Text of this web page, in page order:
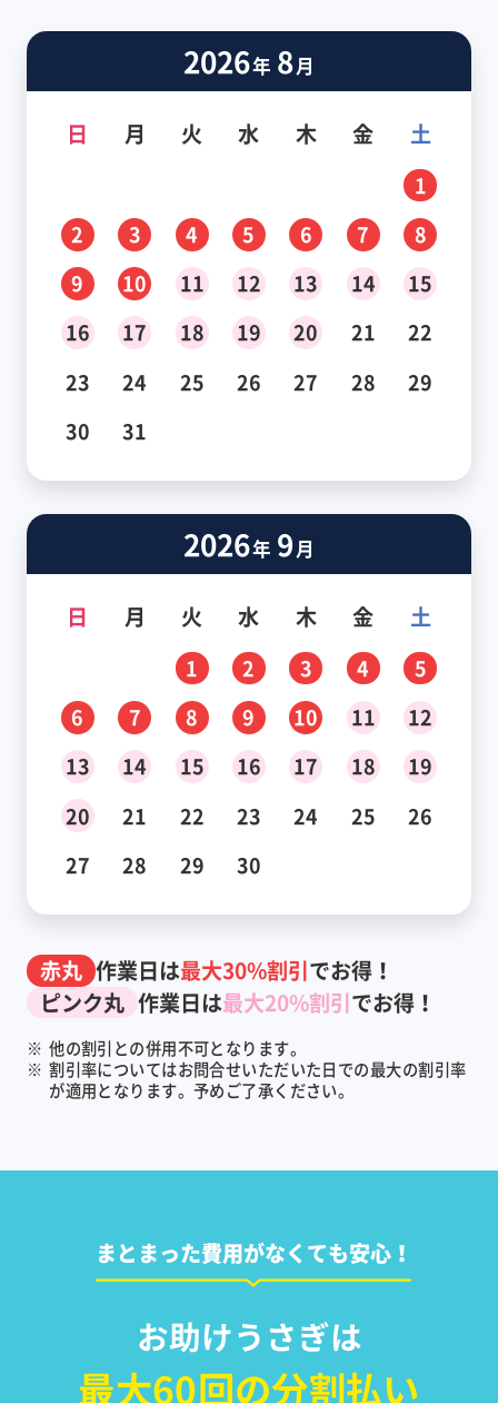
2026年 8月
日 月 火 水 木 金 土
1
2
3 4 5 6 7
8
9
10 11 12 13 14
15
16
17 18 19 20 21
22
23
24 25 26 27 28
29
30
31
2026年 9月
日 月 火 水 木 金 土
1 2 3 4
5
6
7 8 9 10 11
12
13
14 15 16 17 18
19
20
21 22 23 24 25
26
27
28 29 30
赤丸 作業日は最大30%割引でお得！
ピンク丸 作業日は最大20%割引でお得！
※ 他の割引との併用不可となります。
※ 割引率についてはお問合せいただいた日での最大の割引率
が適用となります。予めご了承ください。
まとまった費用がなくても安心！
お助けうさぎは
最大60回の分割払い